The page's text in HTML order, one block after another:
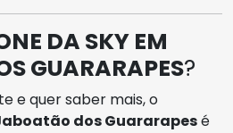
DA SKY EM
GUARARAPES?
e quer saber mais, o
dos Guararapesé